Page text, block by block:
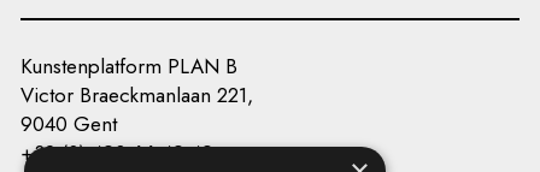
Kunstenplatform PLAN B
Victor Braeckmanlaan 221,
9040 Gent
+32 (0) 493 66 49 49